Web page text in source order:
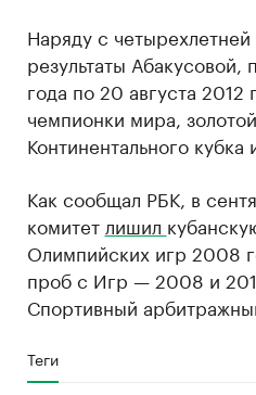
Наряду с
результаты
года по 20 августа
чемпионки мира,
Континентального
Как сообщал РБК, в
комитет лишил
Олимпийских игр 2008
проб с Игр — 2008 и
Спортивный
Теги